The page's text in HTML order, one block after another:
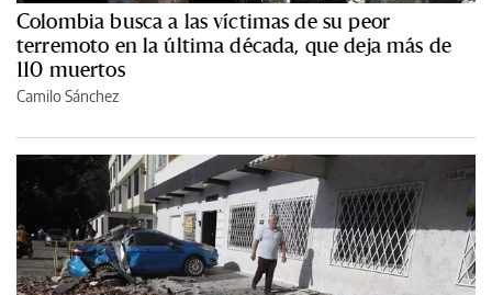
Colombia busca a las víctimas de su peor
terremoto en la última década, que deja más de
110 muertos
Camilo Sánchez